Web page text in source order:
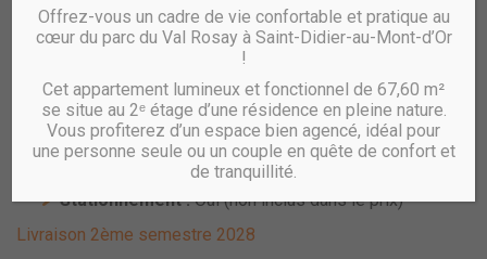
la résidenceUTÔPIA, située dans le nouveau quartier
desGratte-Ciel à Villeurbanne.
Caractéristiques principales :
Type : T2
Étage :3
Surface habitable :57.93 m²
Stationnement :Oui (non inclus dans le prix)**
Livraison 2ème semestre 2028
Offrez-vous un cadre de vie confortable et pratique au
cœur du parc du Val Rosay à Saint-Didier-au-Mont-d’Or
!
Cet appartement lumineux et fonctionnel de 67,60 m²
se situe au 2ᵉ étage d’une résidence en pleine nature.
Vous profiterez d’un espace bien agencé, idéal pour
une personne seule ou un couple en quête de confort et
de tranquillité.